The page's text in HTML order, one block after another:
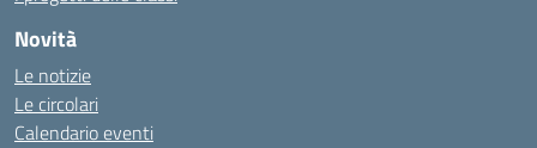
Novità
Le notizie
Le circolari
Calendario eventi